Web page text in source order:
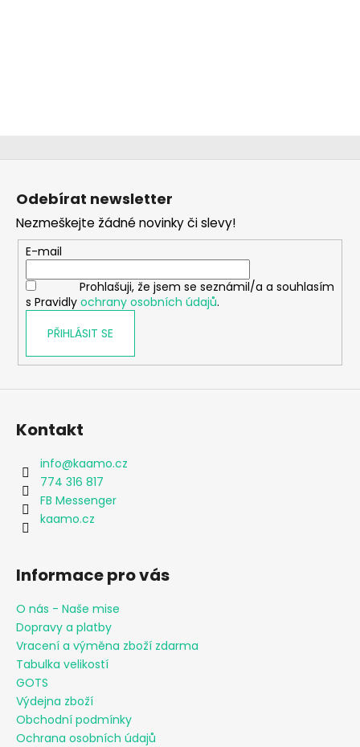
Z
Odebírat newsletter
Nezmeškejte žádné novinky či slevy!
E-mail
Prohlašuji, že jsem se seznámil/a a souhlasím
s Pravidly ochrany osobních údajů.
PŘIHLÁSIT SE
Kontakt
info@kaamo.cz
774 316 817
FB Messenger
kaamo.cz
Informace pro vás
O nás - Naše mise
Dopravy a platby
Vracení a výměna zboží zdarma
Tabulka velikostí
GOTS
Výdejna zboží
Obchodní podmínky
Ochrana osobních údajů